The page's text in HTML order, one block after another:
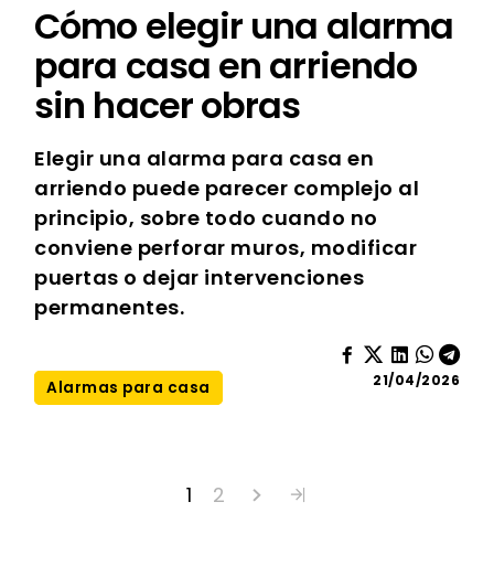
Cómo elegir una alarma
para casa en arriendo
sin hacer obras
Elegir una alarma para casa en
arriendo puede parecer complejo al
principio, sobre todo cuando no
conviene perforar muros, modificar
puertas o dejar intervenciones
permanentes.
Alarmas para casa 21/04/2026
1 2